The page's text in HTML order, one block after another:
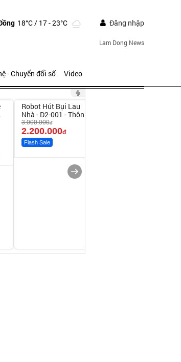
18°C/ 17 - 23°C Đăng nhập
Lam Dong News
- Chuyển đổi số Video
-26%
Robot Hút Bụi Lau
Nhà - D2-001 - Thông
Minh
3.000.000đ
2.200.000đ
Flash Sale